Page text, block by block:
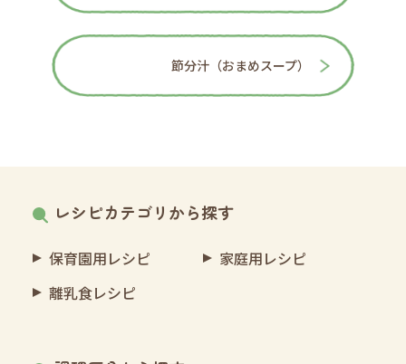
節分汁（おまめスープ）
レシピカテゴリから探す
保育園用レシピ
家庭用レシピ
離乳食レシピ